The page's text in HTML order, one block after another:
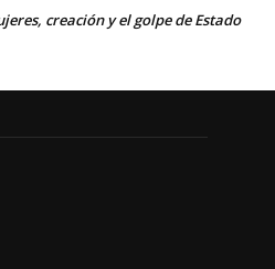
creación y el golpe de Estado